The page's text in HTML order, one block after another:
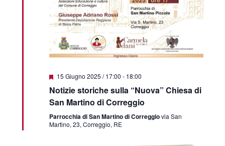
Featured
15 Giugno 2025 / 17:00 - 18:00
Notizie storiche sulla “Nuova” Chiesa di
San Martino di Correggio
Parrocchia di San Martino di Correggiovia San
Martino, 23, Correggio, RE